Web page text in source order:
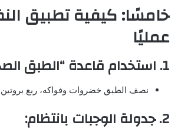
خامسًا: كيفية تطبيق
عمليًا
1. استخدام قاعدة “الطبق الصحي”:
نصف الطبق خضروات وفواكه، ربع
2. جدولة الوجبات بانتظام: